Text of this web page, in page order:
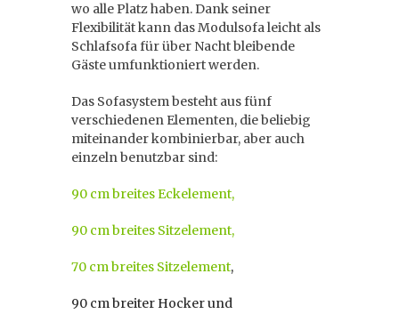
wo alle Platz haben. Dank seiner
Flexibilität kann das Modulsofa leicht als
Schlafsofa für über Nacht bleibende
Gäste umfunktioniert werden.
Das Sofasystem besteht aus fünf
verschiedenen Elementen, die beliebig
miteinander kombinierbar, aber auch
einzeln benutzbar sind:
90 cm breites Eckelement,
90 cm breites Sitzelement,
70 cm breites Sitzelement,
90 cm breiter Hocker und